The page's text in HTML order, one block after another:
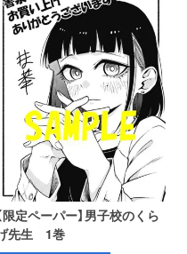
限定ペーパー】男子校のくら
先生 1巻